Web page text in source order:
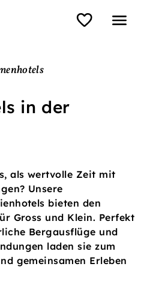
in der
als wertvolle Zeit mit
Unsere
bieten den
Gross und Klein. Perfekt
Bergausflüge und
laden sie zum
gemeinsamen Erleben